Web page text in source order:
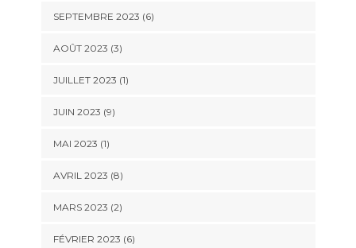
SEPTEMBRE 2023 (6)
AOÛT 2023 (3)
JUILLET 2023 (1)
JUIN 2023 (9)
MAI 2023 (1)
AVRIL 2023 (8)
MARS 2023 (2)
FÉVRIER 2023 (6)